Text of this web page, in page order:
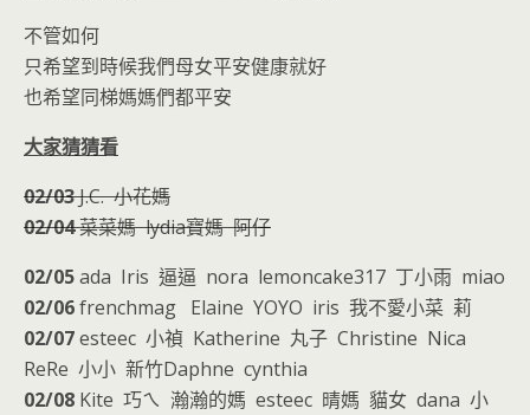
不管如何
只希望到時候我們母女平安健康就好
也希望同梯媽媽們都平安
大家猜猜看
02/03J.C. 小花媽
02/04菜菜媽 lydia寶媽 阿仔
02/05ada Iris 逼逼 nora lemoncake317 丁小雨 miao
02/06frenchmag Elaine YOYO iris 我不愛小菜 莉
02/07esteec 小禎 Katherine 丸子 Christine Nica
ReRe 小小 新竹Daphne cynthia
02/08 Kite 巧ㄟ 瀚瀚的媽 esteec 晴媽 貓女 dana 小